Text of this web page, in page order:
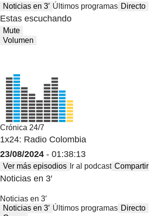
Noticias en 3′ Últimos programas Directo
Estas escuchando
Mute
Volumen
Crónica 24/7
1x24: Radio Colombia
23/08/2024 - 01:38:13
Ver más episodios Ir al podcast Compartir
Noticias en 3′
Noticias en 3′
Noticias en 3′ Últimos programas Directo